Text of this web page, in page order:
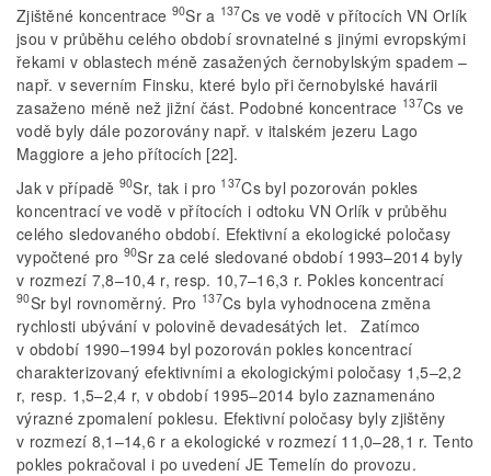
Zjištěné koncentrace 90Sr a 137Cs ve vodě v přítocích VN Orlík
jsou v průběhu celého období srovnatelné s jinými evropskými
řekami v oblastech méně zasažených černobylským spadem –
např. v severním Finsku, které bylo při černobylské havárii
zasaženo méně než jižní část. Podobné koncentrace 137Cs ve
vodě byly dále pozorovány např. v italském jezeru Lago
Maggiore a jeho přítocích [22].
Jak v případě 90Sr, tak i pro 137Cs byl pozorován pokles
koncentrací ve vodě v přítocích i odtoku VN Orlík v průběhu
celého sledovaného období. Efektivní a ekologické poločasy
vypočtené pro 90Sr za celé sledované období 1993–2014 byly
v rozmezí 7,8–10,4 r, resp. 10,7–16,3 r. Pokles koncentrací
90Sr byl rovnoměrný. Pro 137Cs byla vyhodnocena změna
rychlosti ubývání v polovině devadesátých let. Zatímco
v období 1990–1994 byl pozorován pokles koncentrací
charakterizovaný efektivními a ekologickými poločasy 1,5–2,2
r, resp. 1,5–2,4 r, v období 1995–2014 bylo zaznamenáno
výrazné zpomalení poklesu. Efektivní poločasy byly zjištěny
v rozmezí 8,1–14,6 r a ekologické v rozmezí 11,0–28,1 r. Tento
pokles pokračoval i po uvedení JE Temelín do provozu.